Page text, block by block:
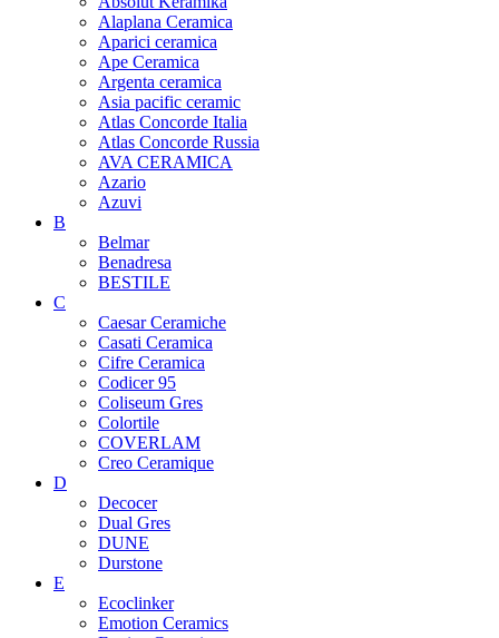
Alaplana Ceramica
Aparici ceramica
Ape Ceramica
Argenta ceramica
Asia pacific ceramic
Atlas Concorde Italia
Atlas Concorde Russia
AVA CERAMICA
Azario
Azuvi
B
Belmar
Benadresa
BESTILE
C
Caesar Ceramiche
Casati Ceramica
Cifre Ceramica
Codicer 95
Coliseum Gres
Colortile
COVERLAM
Creo Ceramique
D
Decocer
Dual Gres
DUNE
Durstone
E
Ecoclinker
Emotion Ceramics